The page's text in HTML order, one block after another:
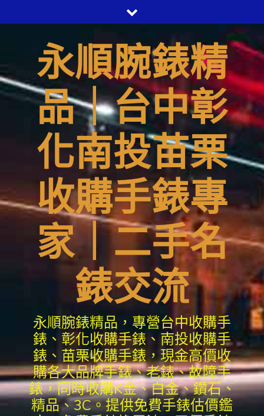
to
永順腕錶精
品｜台中彰
化南投苗栗
收購手錶專
家｜二手名
錶交流
永順腕錶精品，專營台中收購手
錶、彰化收購手錶、南投收購手
錶、苗栗收購手錶，現金高價收
購各大品牌手錶、老錶、故障手
錶，同時收購K金、白金、鑽石、
精品、3C。提供免費手錶估價鑑